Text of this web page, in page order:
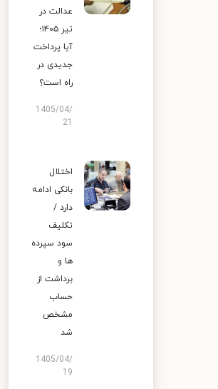
عدالت در
تیر ۱۴۰۵؛
آیا پرداخت
جدیدی در
راه است؟
1405/04/
اختلال
بانکی ادامه
دارد /
تکلیف
سود سپرده
ها و
برداشت از
حساب
مشخص
شد
1405/04/
19